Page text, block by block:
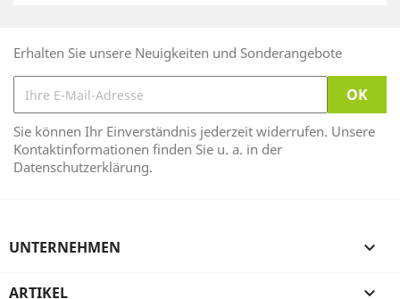
Erhalten Sie unsere Neuigkeiten und Sonderangebote
Sie können Ihr Einverständnis jederzeit widerrufen. Unsere
Kontaktinformationen finden Sie u. a. in der
Datenschutzerklärung.
UNTERNEHMEN 
ARTIKEL 